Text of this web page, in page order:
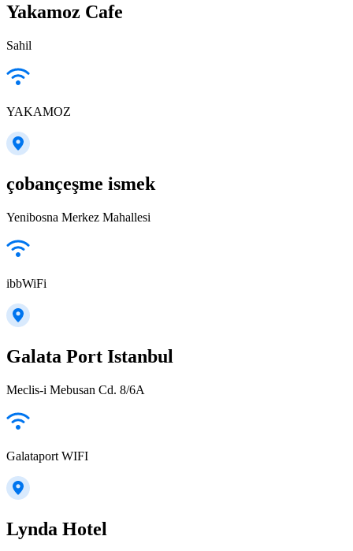
Yakamoz Cafe
Sahil
YAKAMOZ
çobançeşme ismek
Yenibosna Merkez Mahallesi
ibbWiFi
Galata Port Istanbul
Meclis-i Mebusan Cd. 8/6A
Galataport WIFI
Lynda Hotel